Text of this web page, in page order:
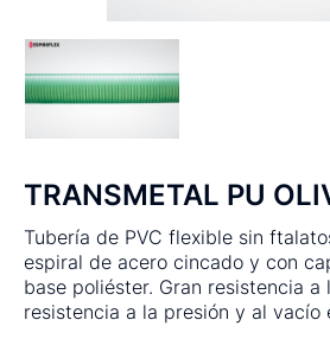
TRANSMETAL PU
Tubería de PVC flexible sin
espiral de acero cincado y con
base poliéster. Gran resistencia a
resistencia a la presión y al vacío